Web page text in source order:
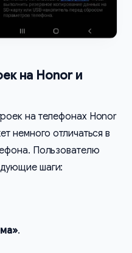
на Honor и
на телефонах Honor
немного отличаться в
Пользователю
шаги:
.